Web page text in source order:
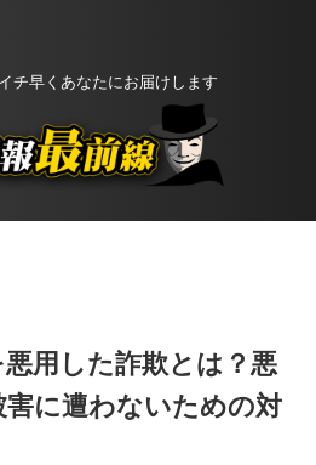
チ早くあなたにお届けします
悪用した詐欺とは？悪
に遭わないための対